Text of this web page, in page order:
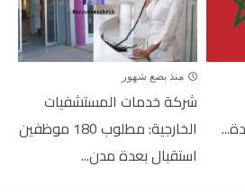
منذ بضع شهور
شركة خدمات المستشفيات
الخارجية: مطلوب 180 موظفين
استقبال بعدة مدن...